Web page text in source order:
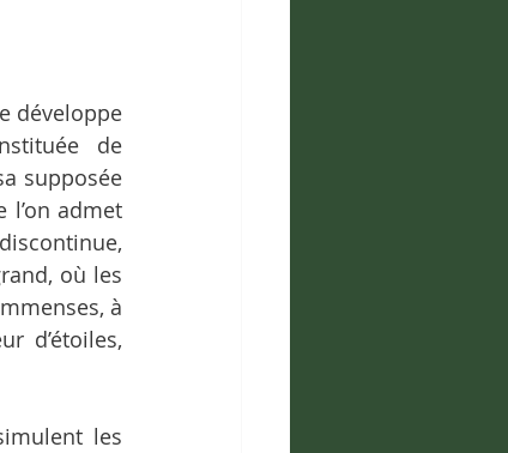
développe
de
supposée
l’on admet
où les
à
d’étoiles,
les